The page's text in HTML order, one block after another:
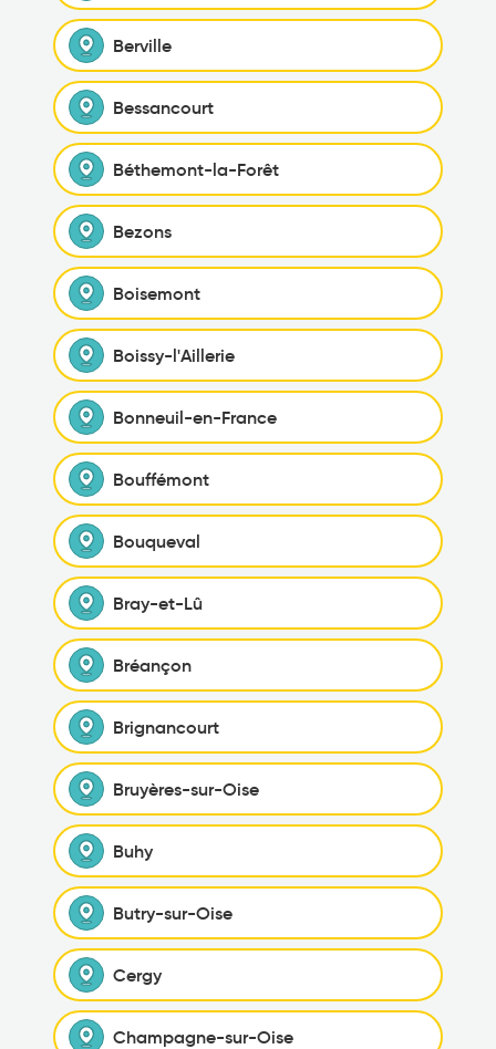
Berville
Bessancourt
Béthemont-la-Forêt
Bezons
Boisemont
Boissy-l'Aillerie
Bonneuil-en-France
Bouffémont
Bouqueval
Bray-et-Lû
Bréançon
Brignancourt
Bruyères-sur-Oise
Buhy
Butry-sur-Oise
Cergy
Champagne-sur-Oise